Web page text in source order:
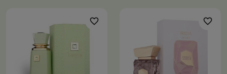
favorite_border favorite_border